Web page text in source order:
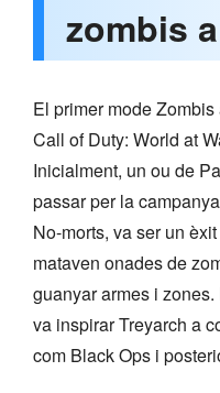
zombis
El primer mode
Call of Duty: World at
Inicialment, un ou de
passar per la
No-morts, va ser un
mataven onades de
guanyar armes i
va inspirar Treyarch a
com Black Ops i